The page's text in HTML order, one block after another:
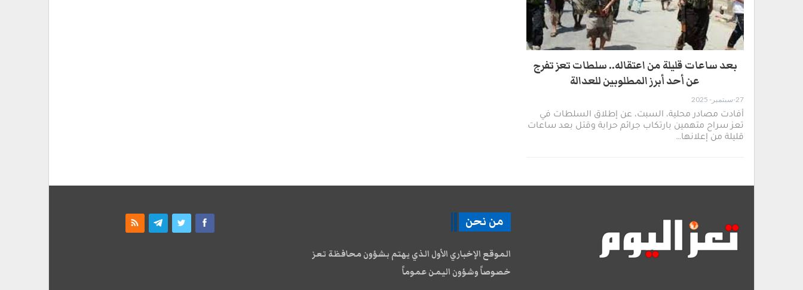
بعد ساعات قليلة من اعتقاله.. سلطات تعز تفرج
عن أحد أبرز المطلوبين للعدالة
27-سبتمبر- 2025
أفادت مصادر محلية، السبت، عن إطلاق السلطات في
تعز سراح متهمين بارتكاب جرائم حرابة وقتل بعد ساعات
قليلة من إعلانها…
من نحن
الموقع الإخباري الأول الذي يهتم بشؤون محافظة تعز
خصوصاً وشؤون اليمن عموماً